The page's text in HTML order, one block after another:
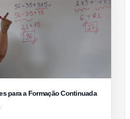
para a Formação Continuada